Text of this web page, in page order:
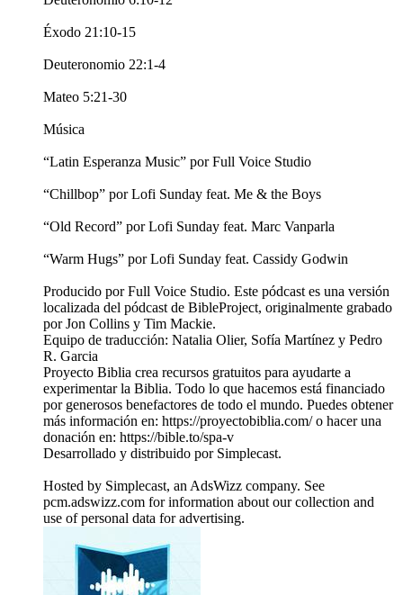
Éxodo 21:10-15
Deuteronomio 22:1-4
Mateo 5:21-30
Música
“Latin Esperanza Music” por Full Voice Studio
“Chillbop” por Lofi Sunday feat. Me & the Boys
“Old Record” por Lofi Sunday feat. Marc Vanparla
“Warm Hugs” por Lofi Sunday feat. Cassidy Godwin
Producido por Full Voice Studio. Este pódcast es una versión
localizada del pódcast de BibleProject, originalmente grabado
por Jon Collins y Tim Mackie.
Equipo de traducción: Natalia Olier, Sofía Martínez y Pedro
R. Garcia
Proyecto Biblia crea recursos gratuitos para ayudarte a
experimentar la Biblia. Todo lo que hacemos está financiado
por generosos benefactores de todo el mundo. Puedes obtener
más información en: https://proyectobiblia.com/ o hacer una
donación en: https://bible.to/spa-v
Desarrollado y distribuido por Simplecast.
Hosted by Simplecast, an AdsWizz company. See
pcm.adswizz.com for information about our collection and
use of personal data for advertising.